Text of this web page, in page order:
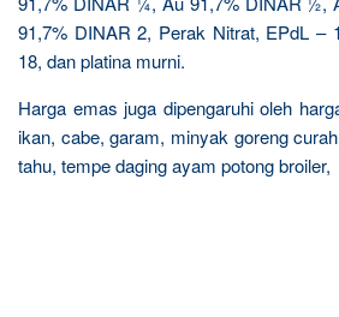
91,7% DINAR 2, Perak Nitrat, EPdL –
18, dan platina murni.
Harga emas juga dipengaruhi oleh
ikan, cabe, garam, minyak goreng
tahu, tempe daging ayam potong broiler,